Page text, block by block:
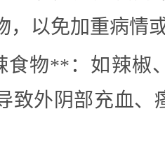
，以免加重病情
食物**：如辣椒
致外阴部充血、